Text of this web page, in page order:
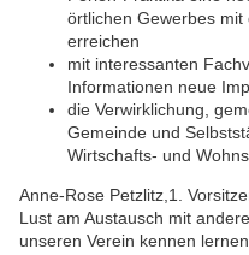
örtlichen Gewerbes
erreichen
mit interessanten
Informationen neue
die Verwirklichung,
Gemeinde und
Wirtschafts- und
Anne-Rose Petzlitz,1.
Lust am Austausch mit
unseren Verein kennen